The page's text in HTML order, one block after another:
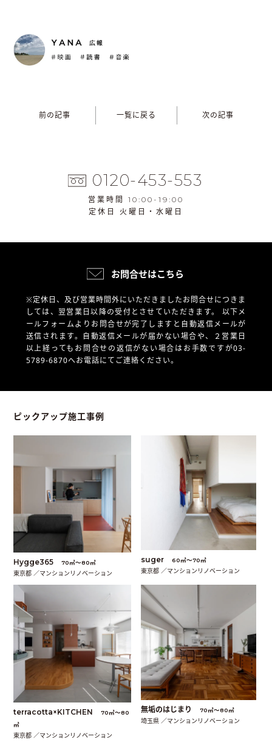
前の記事 一覧に戻る 次の記事
0120-453-553
営業時間 10:00-19:00
定休日 火曜日・水曜日
お問合せはこちら
※定休日、及び営業時間外にいただきましたお問合せにつきま
しては、翌営業日以降の受付とさせていただきます。 以下メ
ールフォームよりお問合せが完了しますと自動返信メールが
送信されます。自動返信メールが届かない場合や、
２営業日
以上経ってもお問合せの返信がない場合はお手数ですが03-
5789-6870へお電話にてご連絡ください。
ピックアップ施工事例
Hygge365 70㎡〜80㎡
東京都 ／マンションリノベーション
suger 60㎡〜70㎡
東京都 ／マンションリノベーション
terracotta×KITCHEN
70㎡〜80
㎡
東京都 ／マンションリノベーション
無垢のはじまり 70㎡〜80㎡
埼玉県 ／マンションリノベーション